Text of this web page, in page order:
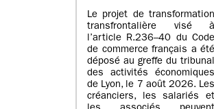
Le projet de transformation
transfrontalière visé à
l’article R.236–40 du Code
de commerce français a été
déposé au greffe du tribunal
des activités économiques
de Lyon, le 7 août 2026. Les
créanciers, les salariés et